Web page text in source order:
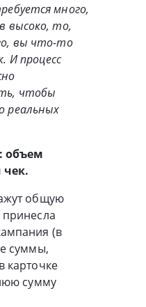
много,
высоко, то,
вы что-то
И процесс
чтобы
реальных
объем
общую
(в
суммы,
карточке
сумму